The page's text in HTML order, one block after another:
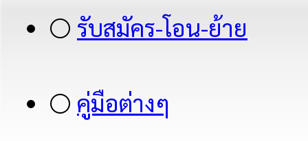
⚪ รับสมัคร-โอน-ย้าย
⚪ คู่มือต่างๆ